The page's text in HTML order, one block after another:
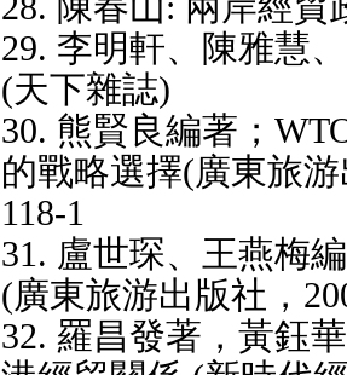
29. 李明軒、陳雅慧
(天下雜誌)
30. 熊賢良編著；
的戰略選擇(廣東旅游
118-1
31. 盧世琛、王燕梅
(廣東旅游出版社，
32. 羅昌發著，黃鈺